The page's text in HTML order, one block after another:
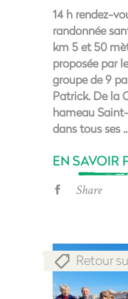
14 h rendez-
randonnée
km 5 et 50
proposée par
groupe de 9
Patrick. De la
hameau
dans tous ses
EN SAVOIR
Share
Retour